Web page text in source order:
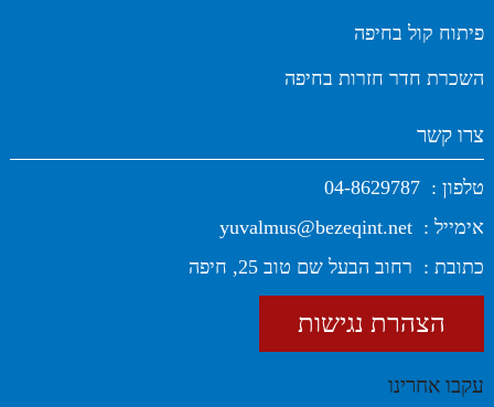
פיתוח קול בחיפה
השכרת חדר חזרות בחיפה
צרו קשר
טלפון : 04-8629787
אימייל : yuvalmus@bezeqint.net
כתובת : רחוב הבעל שם טוב 25, חיפה
הצהרת נגישות
עקבו אחרינו